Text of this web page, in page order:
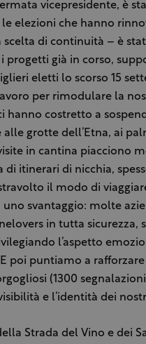
vicepresidente, è
elezioni che hanno
scelta di continuità – è
progetti già in corso,
eletti lo scorso 15
per rimodulare la
hanno costretto a
alle grotte dell’Etna, ai
in cantina piacciono
di itinerari di nicchia,
il modo di
uno svantaggio: molte
in tutta sicurezza,
l’aspetto
poi puntiamo a
(1300
e l’identità dei
Strada del Vino e dei